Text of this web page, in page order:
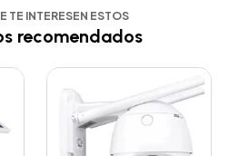
TE INTERESEN ESTOS
recomendados